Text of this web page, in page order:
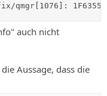
qmgr[1076]:
auch nicht
Aussage, dass die